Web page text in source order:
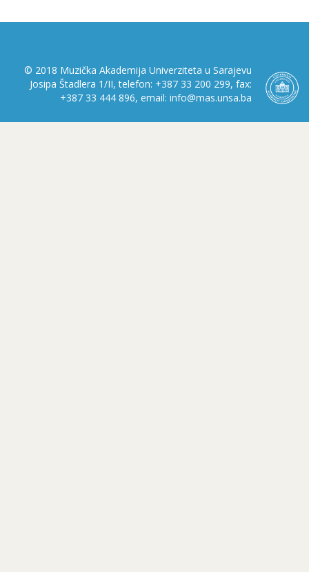
© 2018 Muzička Akademija Univerziteta u Sarajevu
Josipa Štadlera 1/II, telefon: +387 33 200 299, fax:
+387 33 444 896, email: info@mas.unsa.ba